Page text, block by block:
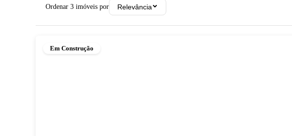
Ordenar 3 imóveis por Relevância
Em Construção